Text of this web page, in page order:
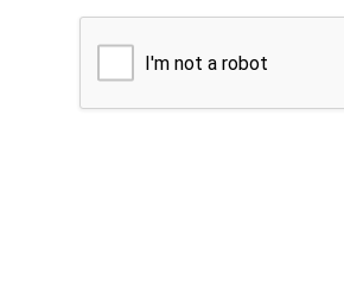
I'm not a robot